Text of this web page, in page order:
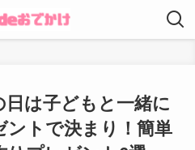
日は子どもと一緒に
ントで決まり！簡単